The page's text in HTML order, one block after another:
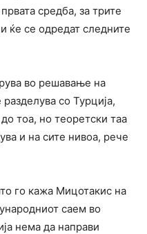
средба, за трите
ќе се одредат следните
во решавање на
со Турција,
тоа, но теоретски таа
и на сите нивоа, рече
го кажа Мицотакис на
саем во
нема да направи